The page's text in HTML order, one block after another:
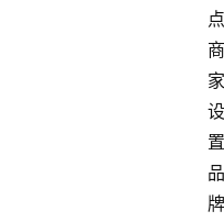
点
商
家
设
置
品
牌